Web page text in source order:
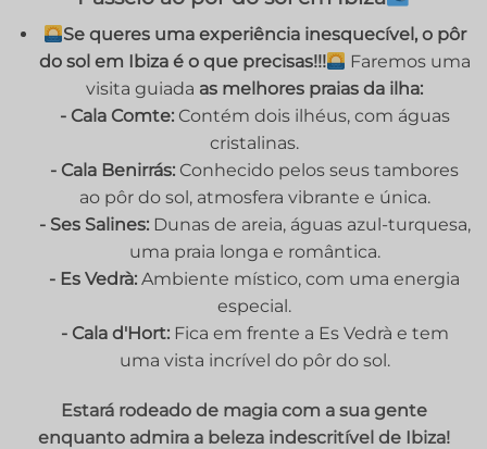
Se queres uma experiência inesquecível, o pôr
do sol em Ibiza é o que precisas!!!
Faremos uma
visita guiada as melhores praias da ilha:
- Cala Comte:Contém dois ilhéus, com águas
cristalinas.
- Cala Benirrás: Conhecido pelos seus tambores
ao pôr do sol, atmosfera vibrante e única.
- Ses Salines:Dunas de areia, águas azul-turquesa,
uma praia longa e romântica.
- Es Vedrà: Ambiente místico, com uma energia
especial.
- Cala d'Hort:Fica em frente a Es Vedrà e tem
uma vista incrível do pôr do sol.
Estará rodeado de magia com a sua gente
enquanto admira a beleza indescritível de Ibiza!